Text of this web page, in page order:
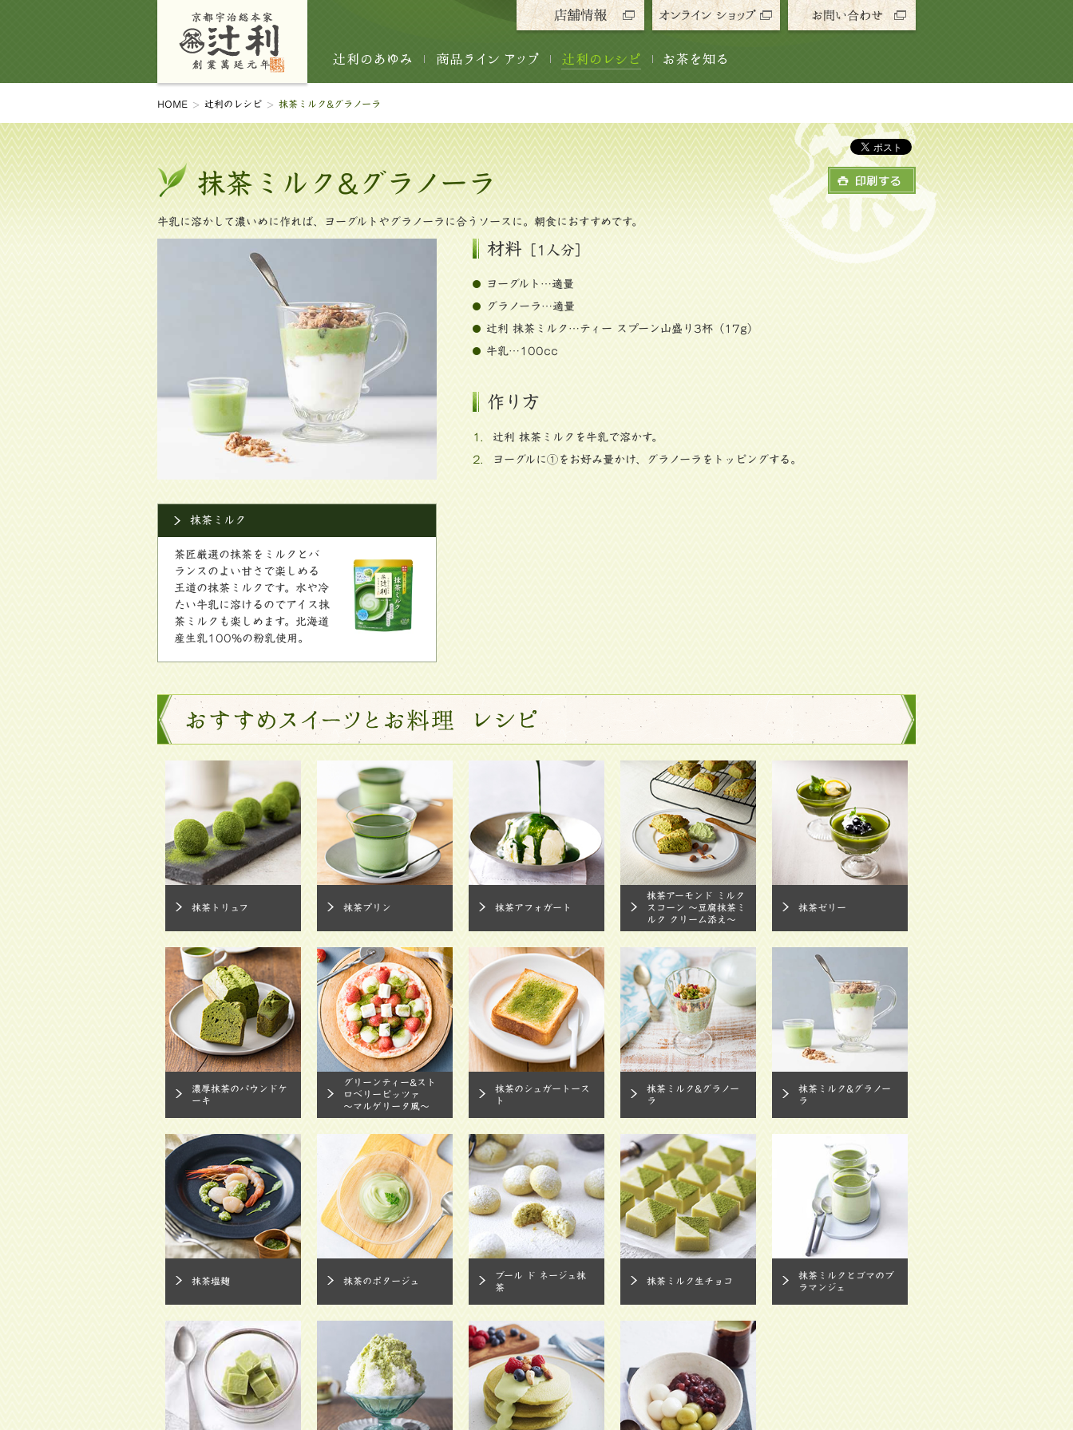
HOME 辻󠄀利のレシピ 抹茶ミルク&グラノーラ
抹茶ミルク&グラノーラ
牛乳に溶かして濃いめに作れば、ヨーグルトやグラノーラに合うソースに。朝食におすすめです。
材料 ［1人分］
ヨーグルト…適量
グラノーラ…適量
辻󠄀利 抹茶ミルク…ティー スプーン山盛り3杯（17g）
牛乳…100cc
作り方
1.
辻󠄀利 抹茶ミルクを牛乳で溶かす。
2.
ヨーグルに①をお好み量かけ、グラノーラをトッピングする。
抹茶ミルク
茶匠厳選の抹茶をミルクとバ
ランスのよい甘さで楽しめる
王道の抹茶ミルクです。水や冷
たい牛乳に溶けるのでアイス抹
茶ミルクも楽しめます。北海道
産生乳100%の粉乳使用。
抹茶トリュフ 抹茶プリン 抹茶アフォガート
抹茶アーモンド ミルク
スコーン ～豆腐抹茶ミ
ルク クリーム添え～
抹茶ゼリー
濃厚抹茶のパウンドケ
ーキ
グリーンティー&スト
ロベリーピッツァ
～マルゲリータ風～
抹茶のシュガートース
ト
抹茶ミルク&グラノー
ラ
抹茶ミルク&グラノー
ラ
抹茶塩麹 抹茶のポタージュ
ブール ド ネージュ抹
茶
抹茶ミルク生チョコ
抹茶ミルクとゴマのブ
ラマンジェ